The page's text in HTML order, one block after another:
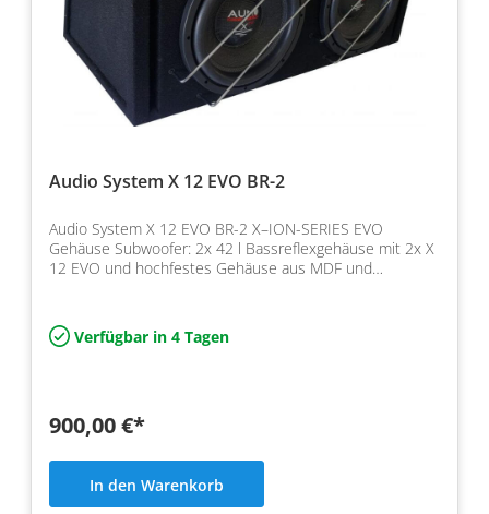
Audio System X 12 EVO BR-2
Audio System X 12 EVO BR-2 X–ION-SERIES EVO
Gehäuse Subwoofer: 2x 42 l Bassreflexgehäuse mit 2x X
12 EVO und hochfestes Gehäuse aus MDF und
Verfügbar in 4 Tagen
900,00 €*
In den Warenkorb